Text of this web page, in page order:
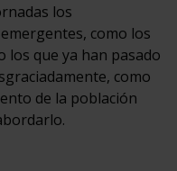
los
como los
los que ya han pasado
como
de la población